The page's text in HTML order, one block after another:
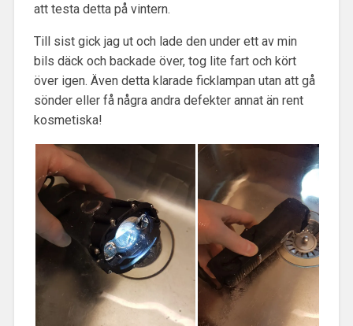
att testa detta på vintern.
Till sist gick jag ut och lade den under ett av min
bils däck och backade över, tog lite fart och kört
över igen. Även detta klarade ficklampan utan att gå
sönder eller få några andra defekter annat än rent
kosmetiska!